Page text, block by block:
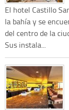
El hotel Castillo
la bahía y se
del centro de la
Sus instala...